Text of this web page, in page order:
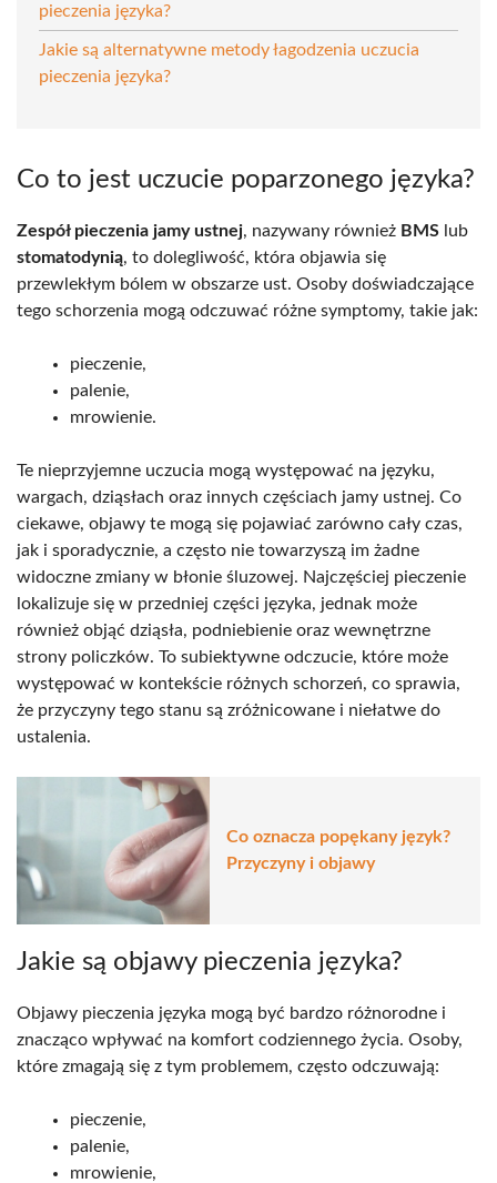
pieczenia języka?
Jakie są alternatywne metody łagodzenia uczucia
pieczenia języka?
Co to jest uczucie poparzonego języka?
Zespół pieczenia jamy ustnej, nazywany również BMS lub
stomatodynią, to dolegliwość, która objawia się
przewlekłym bólem w obszarze ust. Osoby doświadczające
tego schorzenia mogą odczuwać różne symptomy, takie jak:
pieczenie,
palenie,
mrowienie.
Te nieprzyjemne uczucia mogą występować na języku,
wargach, dziąsłach oraz innych częściach jamy ustnej. Co
ciekawe, objawy te mogą się pojawiać zarówno cały czas,
jak i sporadycznie, a często nie towarzyszą im żadne
widoczne zmiany w błonie śluzowej. Najczęściej pieczenie
lokalizuje się w przedniej części języka, jednak może
również objąć dziąsła, podniebienie oraz wewnętrzne
strony policzków. To subiektywne odczucie, które może
występować w kontekście różnych schorzeń, co sprawia,
że przyczyny tego stanu są zróżnicowane i niełatwe do
ustalenia.
Co oznacza popękany język?
Przyczyny i objawy
Jakie są objawy pieczenia języka?
Objawy pieczenia języka mogą być bardzo różnorodne i
znacząco wpływać na komfort codziennego życia. Osoby,
które zmagają się z tym problemem, często odczuwają:
pieczenie,
palenie,
mrowienie,